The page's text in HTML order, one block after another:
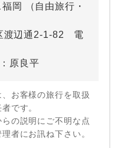
岡 （自由旅行・
渡辺通2-1-82 電
原良平
お客様の旅行を取扱
です。
の説明にご不明な点
者にお訊ね下さい。